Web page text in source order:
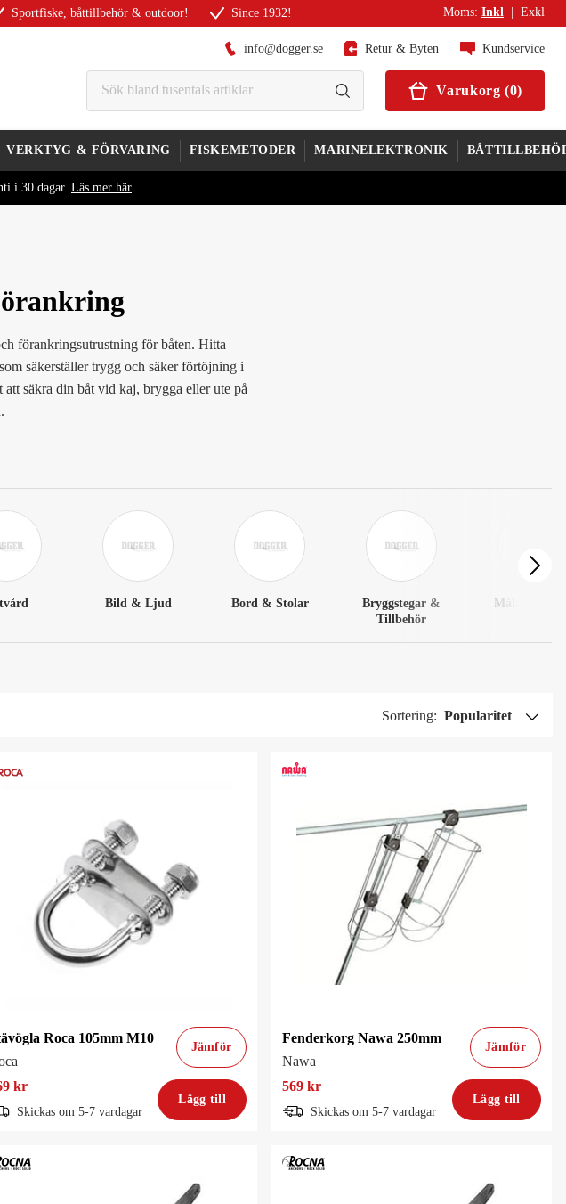
Sportfiske, båttillbehör & outdoor! Since 1932! Moms: Inkl Exkl
info@dogger.se Retur & Byten Kundservice
Varukorg (0)
VERKTYG & FÖRVARING FISKEMETODER MARINELEKTRONIK
i 30 dagar. Läs mer här
förankringsutrustning för båten. Hitta
säkerställer trygg och säker förtöjning i
säkra din båt vid kaj, brygga eller ute på
Bild & Ljud Bord & Stolar
Bryggstegar &
Tillbehör
Sortering: Popularitet
Roca 105mm M10
Jämför
kr
Skickas om 5-7 vardagar
Lägg till
Fenderkorg Nawa 250mm
Nawa
Jämför
569 kr
Skickas om 5-7 vardagar
Lägg till